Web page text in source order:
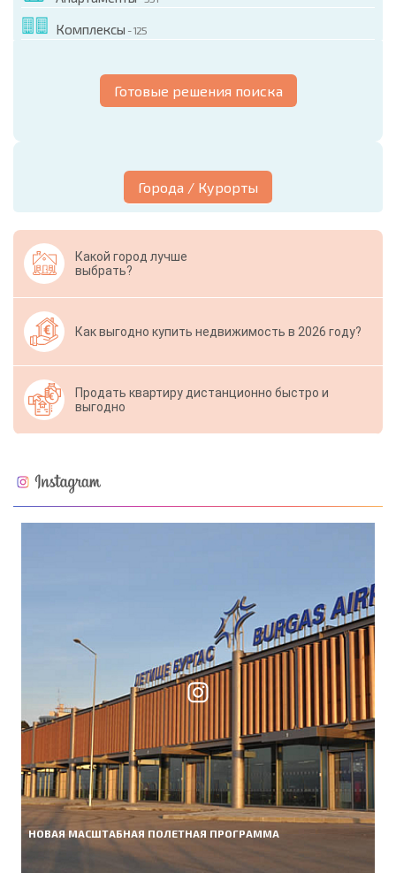
Комплексы - 125
Готовые решения поиска
Города / Курорты
Какой город лучше
выбрать?
Как выгодно купить недвижимость в 2026 году?
Продать квартиру дистанционно быстро и
выгодно
НОВАЯ МАСШТАБНАЯ ПОЛЕТНАЯ ПРОГРАММА